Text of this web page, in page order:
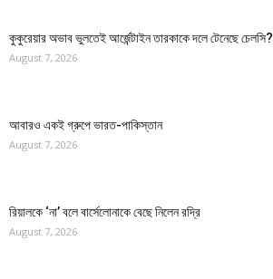
কুকুরেয়ার অভাব ভুলতেই আর্জেন্টাইন তারকাকে দলে টেনেছে চেলসি?
August 7, 2026
আবারও একই গ্রুপে ভারত-পাকিস্তান
August 7, 2026
রিয়ালকে ‘না’ বলে বার্সেলোনাকে বেছে নিলেন রদ্রি
August 7, 2026